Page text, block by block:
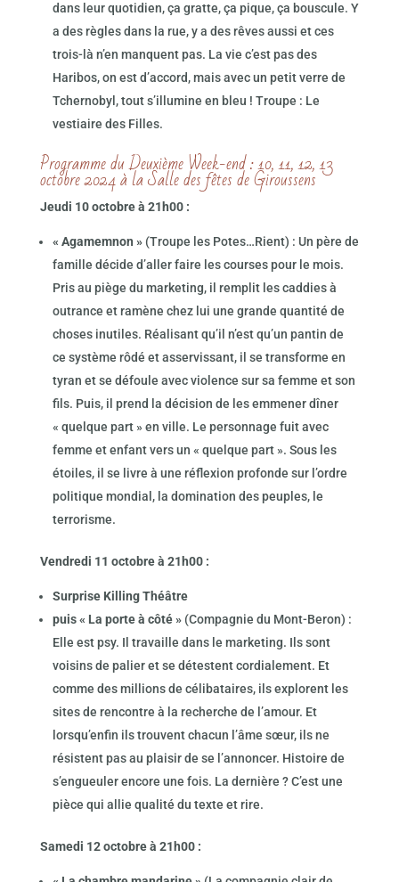
dans leur quotidien, ça gratte, ça pique, ça bouscule. Y
a des règles dans la rue, y a des rêves aussi et ces
trois-là n’en manquent pas. La vie c’est pas des
Haribos, on est d’accord, mais avec un petit verre de
Tchernobyl, tout s’illumine en bleu ! Troupe : Le
vestiaire des Filles.
Programme du Deuxième Week-end : 10, 11, 12, 13
octobre 2024 à la Salle des fêtes de Giroussens
Jeudi 10 octobre à 21h00 :
« Agamemnon »(Troupe les Potes…Rient) : Un père de
famille décide d’aller faire les courses pour le mois.
Pris au piège du marketing, il remplit les caddies à
outrance et ramène chez lui une grande quantité de
choses inutiles. Réalisant qu’il n’est qu’un pantin de
ce système rôdé et asservissant, il se transforme en
tyran et se défoule avec violence sur sa femme et son
fils. Puis, il prend la décision de les emmener dîner
« quelque part » en ville. Le personnage fuit avec
femme et enfant vers un « quelque part ». Sous les
étoiles, il se livre à une réflexion profonde sur l’ordre
politique mondial, la domination des peuples, le
terrorisme.
Vendredi 11 octobre à 21h00 :
Surprise Killing Théâtre
puis « La porte à côté »(Compagnie du Mont-Beron) :
Elle est psy. Il travaille dans le marketing. Ils sont
voisins de palier et se détestent cordialement. Et
comme des millions de célibataires, ils explorent les
sites de rencontre à la recherche de l’amour. Et
lorsqu’enfin ils trouvent chacun l’âme sœur, ils ne
résistent pas au plaisir de se l’annoncer. Histoire de
s’engueuler encore une fois. La dernière ? C’est une
pièce qui allie qualité du texte et rire.
Samedi 12 octobre à 21h00 :